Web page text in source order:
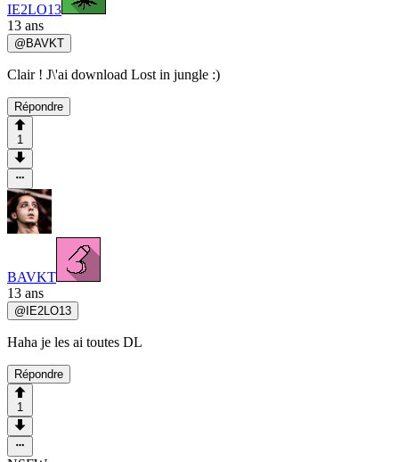
IE2LO13
13 ans
@ BAVKT
Clair ! J\'ai download Lost in jungle :)
Répondre
1
BAVKT
13 ans
@ IE2LO13
Haha je les ai toutes DL
Répondre
1